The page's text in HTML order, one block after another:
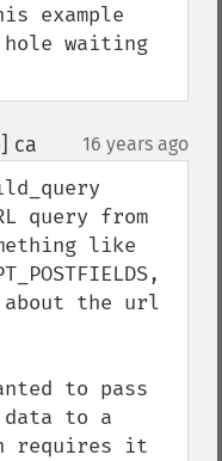
example
waiting
ca 16 years ago
query from
like
the url
to pass
data to a
requires it